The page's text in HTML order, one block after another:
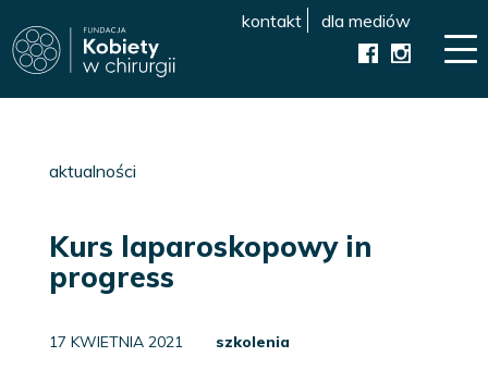
kontakt dla mediów
aktualności
Kurs laparoskopowy in
progress
17 KWIETNIA 2021 szkolenia